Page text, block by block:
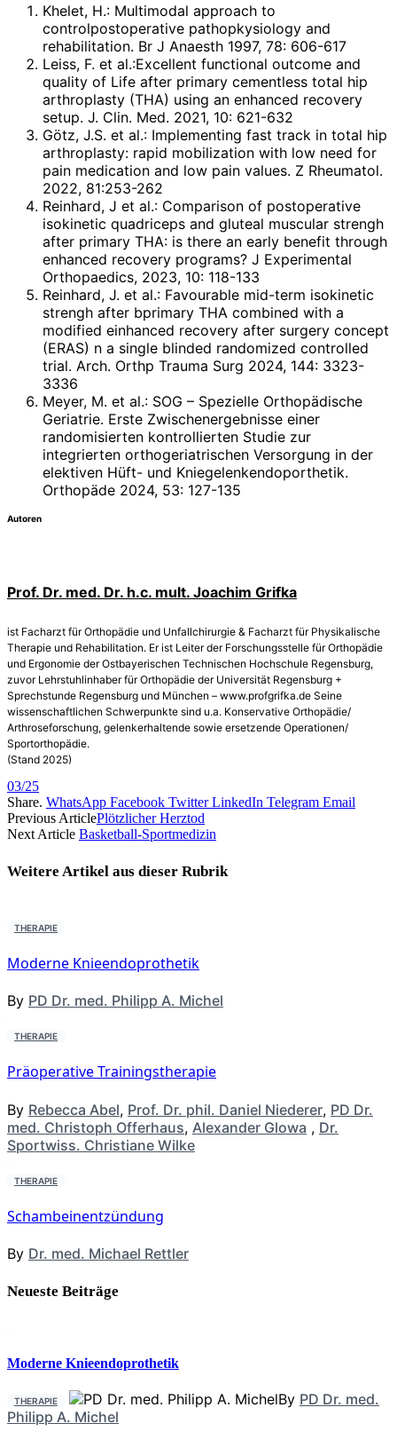
Khelet, H.: Multimodal approach to
controlpostoperative pathopkysiology and
rehabilitation. Br J Anaesth 1997, 78: 606-617
Leiss, F. et al.:Excellent functional outcome and
quality of Life after primary cementless total hip
arthroplasty (THA) using an enhanced recovery
setup. J. Clin. Med. 2021, 10: 621-632
Götz, J.S. et al.: Implementing fast track in total hip
arthroplasty: rapid mobilization with low need for
pain medication and low pain values. Z Rheumatol.
2022, 81:253-262
Reinhard, J et al.: Comparison of postoperative
isokinetic quadriceps and gluteal muscular strengh
after primary THA: is there an early benefit through
enhanced recovery programs? J Experimental
Orthopaedics, 2023, 10: 118-133
Reinhard, J. et al.: Favourable mid-term isokinetic
strengh after bprimary THA combined with a
modified einhanced recovery after surgery concept
(ERAS) n a single blinded randomized controlled
trial. Arch. Orthp Trauma Surg 2024, 144: 3323-
3336
Meyer, M. et al.: SOG – Spezielle Orthopädische
Geriatrie. Erste Zwischenergebnisse einer
randomisierten kontrollierten Studie zur
integrierten orthogeriatrischen Versorgung in der
elektiven Hüft- und Kniegelenkendoporthetik.
Orthopäde 2024, 53: 127-135
Autoren
Prof. Dr. med. Dr. h.c. mult. Joachim Grifka
ist Facharzt für Orthopädie und Unfallchirurgie & Facharzt für Physikalische
Therapie und Rehabilitation. Er ist Leiter der Forschungsstelle für Orthopädie
und Ergonomie der Ostbayerischen Technischen Hochschule Regensburg,
zuvor Lehrstuhlinhaber für Orthopädie der Universität Regensburg +
Sprechstunde Regensburg und München – www.profgrifka.de Seine
wissenschaftlichen Schwerpunkte sind u.a. Konservative Orthopädie/
Arthroseforschung, gelenkerhaltende sowie ersetzende Operationen/
Sportorthopädie.
(Stand 2025)
03/25
Share. WhatsApp Facebook Twitter LinkedIn Telegram Email
Previous ArticlePlötzlicher Herztod
Next Article Basketball-Sportmedizin
Weitere Artikel aus dieser Rubrik
THERAPIE
Moderne Knieendoprothetik
By PD Dr. med. Philipp A. Michel
THERAPIE
Präoperative Trainingstherapie
By Rebecca Abel, Prof. Dr. phil. Daniel Niederer, PD Dr.
med. Christoph Offerhaus, Alexander Glowa , Dr.
Sportwiss. Christiane Wilke
THERAPIE
Schambeinentzündung
By Dr. med. Michael Rettler
Neueste Beiträge
Moderne Knieendoprothetik
THERAPIE By PD Dr. med.
Philipp A. Michel